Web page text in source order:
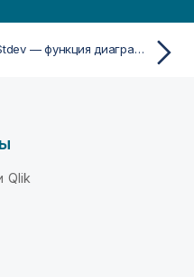
Stdev — функция диаграммы
Qlik